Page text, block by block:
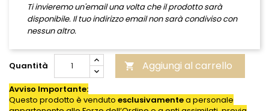
Ti invieremo un'email una volta che il prodotto sarà
disponibile. Il tuo indirizzo email non sarà condiviso con
nessun altro.
Quantità  Aggiungi al carrello
Avviso Importante:
Questo prodotto è venduto esclusivamentea personale